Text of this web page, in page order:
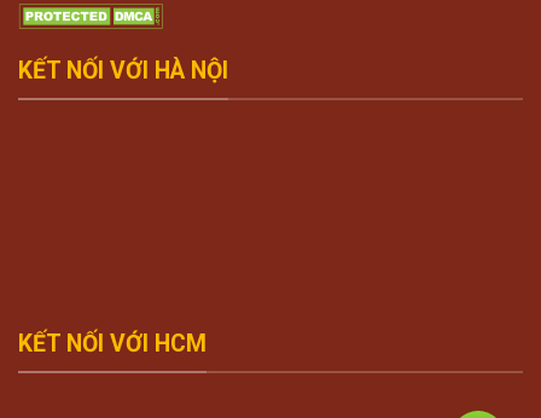
KẾT NỐI VỚI HÀ NỘI
KẾT NỐI VỚI HCM